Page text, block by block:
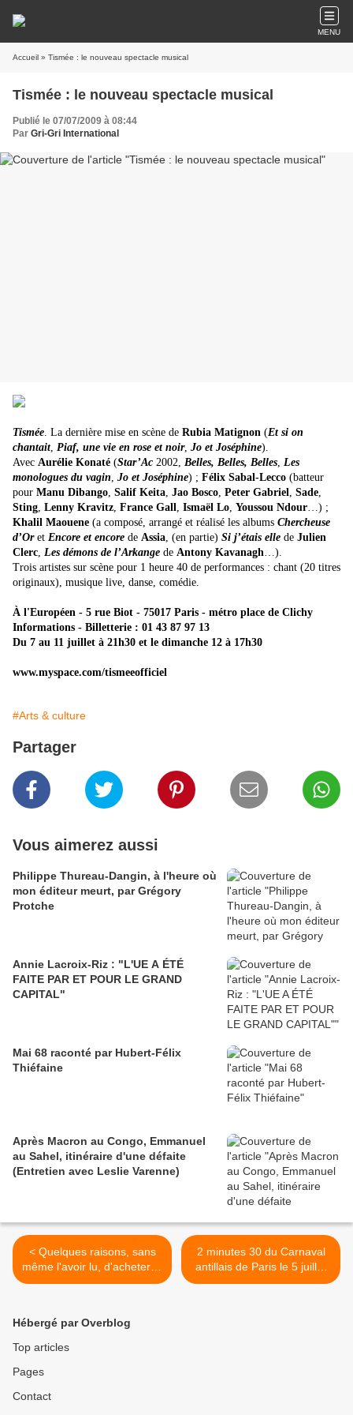
MENU
Accueil » Tismée : le nouveau spectacle musical
Tismée : le nouveau spectacle musical
Publié le 07/07/2009 à 08:44
Par Gri-Gri International
Tismée. La dernière mise en scène de Rubia Matignon (Et si on
chantait, Piaf, une vie en rose et noir, Jo et Joséphine).
Avec Aurélie Konaté (Star’Ac 2002, Belles, Belles, Belles, Les
monologues du vagin, Jo et Joséphine) ; Félix Sabal-Lecco (batteur
pour Manu Dibango, Salif Keita, Jao Bosco, Peter Gabriel, Sade,
Sting, Lenny Kravitz, France Gall, Ismaël Lo, Youssou Ndour…) ;
Khalil Maouene (a composé, arrangé et réalisé les albums Chercheuse
d’Oret Encore et encore de Assia, (en partie) Si j’étais elle de Julien
Clerc, Les démons de l’Arkange de Antony Kavanagh…).
Trois artistes sur scène pour 1 heure 40 de performances : chant (20 titres
originaux), musique live, danse, comédie.
À l'Européen - 5 rue Biot - 75017 Paris - métro place de Clichy
Informations - Billetterie : 01 43 87 97 13
Du 7 au 11 juillet à 21h30 et le dimanche 12 à 17h30
www.myspace.com/tismeeofficiel
#Arts & culture
Partager
Vous aimerez aussi
Philippe Thureau-Dangin, à l'heure où
mon éditeur meurt, par Grégory
Protche
Annie Lacroix-Riz : "L'UE A ÉTÉ
FAITE PAR ET POUR LE GRAND
CAPITAL"
Mai 68 raconté par Hubert-Félix
Thiéfaine
Après Macron au Congo, Emmanuel
au Sahel, itinéraire d'une défaite
(Entretien avec Leslie Varenne)
< Quelques raisons, sans
même l'avoir lu, d'acheter le
livre d'Olivier Cachin sur
2 minutes 30 du Carnaval
antillais de Paris le 5 juillet
2009 >
Hébergé par Overblog
Top articles
Pages
Contact